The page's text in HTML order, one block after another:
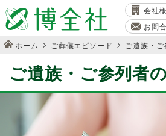
会社
お問
ホーム ご葬儀エピソード ご遺族・
ご遺族・ご参列者